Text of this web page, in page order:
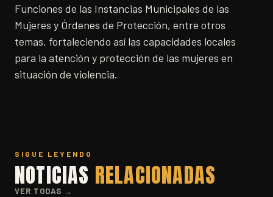
Funciones de las Instancias Municipales de las
Mujeres y Órdenes de Protección, entre otros
temas, fortaleciendo así las capacidades locales
para la atención y protección de las mujeres en
situación de violencia.
SIGUE LEYENDO
NOTICIAS RELACIONADAS
VER TODAS →